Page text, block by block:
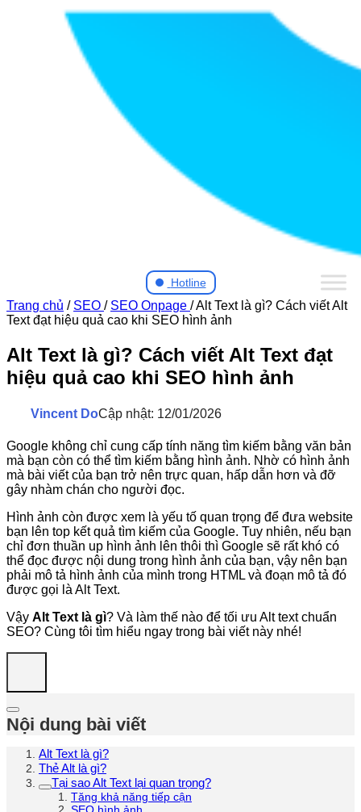
Hotline
Trang chủ / SEO / SEO Onpage /Alt Text là gì? Cách viết Alt
Text đạt hiệu quả cao khi SEO hình ảnh
Alt Text là gì? Cách viết Alt Text đạt
hiệu quả cao khi SEO hình ảnh
Vincent DoCập nhật: 12/01/2026
Google không chỉ cung cấp tính năng tìm kiếm bằng văn bản
mà bạn còn có thể tìm kiếm bằng hình ảnh. Nhờ có hình ảnh
mà bài viết của bạn trở nên trực quan, hấp dẫn hơn và đỡ
gây nhàm chán cho người đọc.
Hình ảnh còn được xem là yếu tố quan trọng để đưa website
bạn lên top kết quả tìm kiếm của Google. Tuy nhiên, nếu bạn
chỉ đơn thuần up hình ảnh lên thôi thì Google sẽ rất khó có
thể đọc được nội dung trong hình ảnh của bạn, vậy nên bạn
phải mô tả hình ảnh của mình trong HTML và đoạn mô tả đó
được gọi là Alt Text.
Vậy Alt Text là gì? Và làm thế nào để tối ưu Alt text chuẩn
SEO? Cùng tôi tìm hiểu ngay trong bài viết này nhé!
Nội dung bài viết
Alt Text là gì?
Thẻ Alt là gì?
Tại sao Alt Text lại quan trọng?
Tăng khả năng tiếp cận